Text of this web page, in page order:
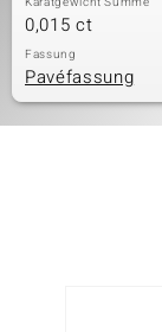
0,015 ct
Fassung
Pavéfassung